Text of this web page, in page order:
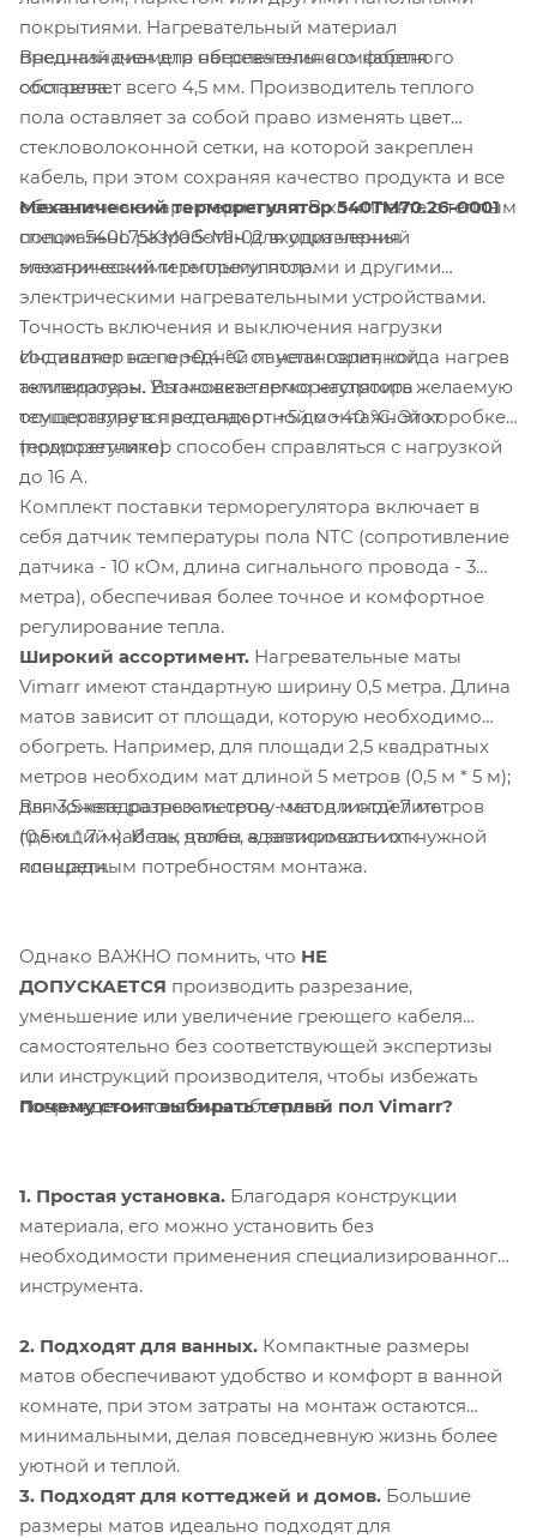
покрытиями. Нагревательный материал
предназначен для обеспечения комфортного
обогрева.
Внешний диаметр нагревательного кабеля
составляет всего 4,5 мм. Производитель теплого
пола оставляет за собой право изменять цвет
стекловолоконной сетки, на которой закреплен
кабель, при этом сохраняя качество продукта и все
объявленные характеристики. В комплекте с теплым
полом 540L75KM0.5-M1-02 входит черный
механический терморегулятор.
Механический терморегулятор 540TM70.26-0001
специально разработан для управления
электрическими теплыми полами и другими
электрическими нагревательными устройствами.
Точность включения и выключения нагрузки
составляет всего +0,4 °C от установленной
температуры. Вы можете легко настроить желаемую
температуру в пределах от +5 до +40 °C. Этот
терморегулятор способен справляться с нагрузкой
до 16 А.
Индикатор на передней панели горит, когда нагрев
активирован. Установка терморегулятора
осуществляется в стандартной монтажной коробке
(подрозетнике).
Комплект поставки терморегулятора включает в
себя датчик температуры пола NTC (сопротивление
датчика - 10 кОм, длина сигнального провода - 3
метра), обеспечивая более точное и комфортное
регулирование тепла.
Широкий ассортимент. Нагревательные маты
Vimarr имеют стандартную ширину 0,5 метра. Длина
матов зависит от площади, которую необходимо
обогреть. Например, для площади 2,5 квадратных
метров необходим мат длиной 5 метров (0,5 м * 5 м);
для 3,5 квадратных метров - мат длиной 7 метров
(0,5 м * 7 м). И так далее, в зависимости от нужной
площади.
Вы можете разрезать сетку матов и отделить
греющий кабель, чтобы адаптировать их к
конкретным потребностям монтажа.
Однако ВАЖНО помнить, что НЕ
ДОПУСКАЕТСЯ производить разрезание,
уменьшение или увеличение греющего кабеля
самостоятельно без соответствующей экспертизы
или инструкций производителя, чтобы избежать
повреждения системы обогрева.
Почему стоит выбирать теплый пол Vimarr?
1. Простая установка. Благодаря конструкции
материала, его можно установить без
необходимости применения специализированного
инструмента.
2. Подходят для ванных. Компактные размеры
матов обеспечивают удобство и комфорт в ванной
комнате, при этом затраты на монтаж остаются
минимальными, делая повседневную жизнь более
уютной и теплой.
3. Подходят для коттеджей и домов. Большие
размеры матов идеально подходят для